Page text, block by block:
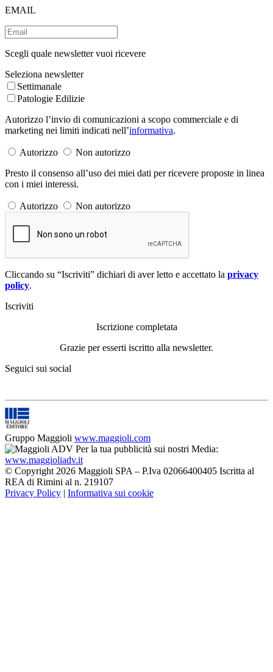
EMAIL
Scegli quale newsletter vuoi ricevere
Seleziona newsletter
Settimanale
Patologie Edilizie
Autorizzo l’invio di comunicazioni a scopo commerciale e di
marketing nei limiti indicati nell’informativa.
Autorizzo
Non autorizzo
Presto il consenso all’uso dei miei dati per ricevere proposte in linea
con i miei interessi.
Autorizzo Non autorizzo
Cliccando su “Iscriviti” dichiari di aver letto e accettato la privacy
policy.
Iscriviti
Iscrizione completata
Grazie per esserti iscritto alla newsletter.
Seguici sui social
Gruppo Maggioli www.maggioli.com
Per la tua pubblicità sui nostri Media:
www.maggioliadv.it
© Copyright 2026 Maggioli SPA – P.Iva 02066400405 Iscritta al
REA di Rimini al n. 219107
Privacy Policy | Informativa sui cookie